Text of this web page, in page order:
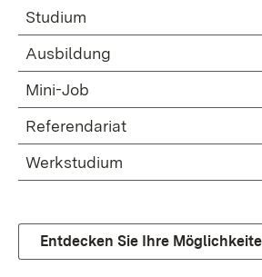
Studium
Ausbildung
Mini-Job
Referendariat
Werkstudium
Entdecken Sie Ihre